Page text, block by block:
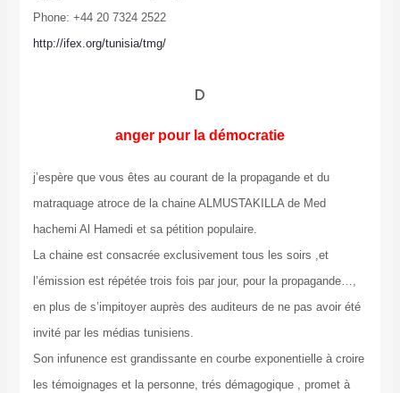
Phone: +44 20 7324 2522
http://ifex.org/tunisia/tmg/
D
anger pour la démocratie
j’espère que vous êtes au courant de la propagande et du
matraquage atroce de la chaine ALMUSTAKILLA de Med
hachemi Al Hamedi et sa pétition populaire.
La chaine est consacrée exclusivement tous les soirs ,et
l’émission est répétée trois fois par jour, pour la propagande…,
en plus de s’impitoyer auprès des auditeurs de ne pas avoir été
invité par les médias tunisiens.
Son infunence est grandissante en courbe exponentielle à croire
les témoignages et la personne, trés démagogique , promet à